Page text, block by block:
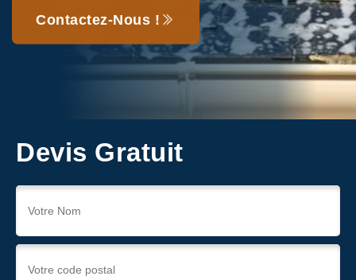
Contactez-Nous !
Devis Gratuit